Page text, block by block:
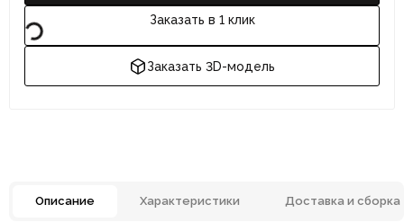
Заказать в 1 клик
Заказать 3D-модель
Описание Характеристики Доставка и сборка